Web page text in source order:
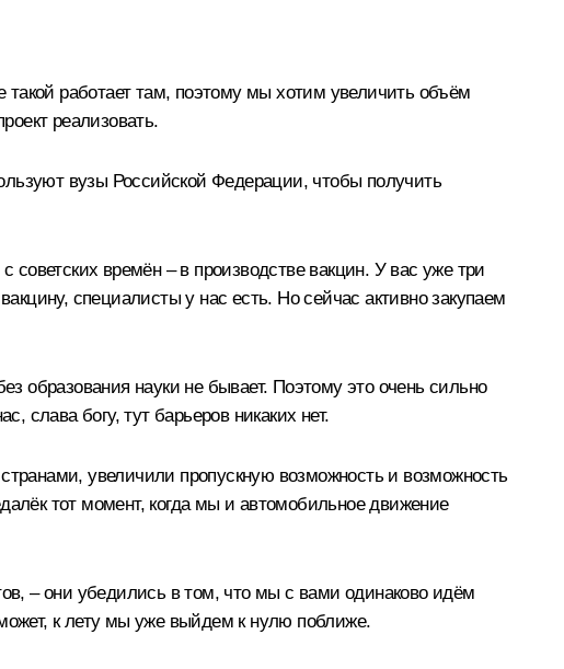
работает там, поэтому мы хотим увеличить объём
реализовать.
вузы Российской Федерации, чтобы получить
времён – в производстве вакцин. У вас уже три
специалисты у нас есть. Но сейчас активно закупаем
образования науки не бывает. Поэтому это очень сильно
слава богу, тут барьеров никаких нет.
увеличили пропускную возможность и возможность
тот момент, когда мы и автомобильное движение
– они убедились в том, что мы с вами одинаково идём
к лету мы уже выйдем к нулю поближе.